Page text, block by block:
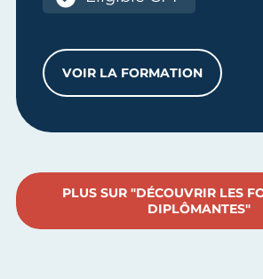
VOIR LA FORMATION
DÉFINIR SA
PLUS SUR "DÉCOUVRIR LES
DIPLÔMANTES"